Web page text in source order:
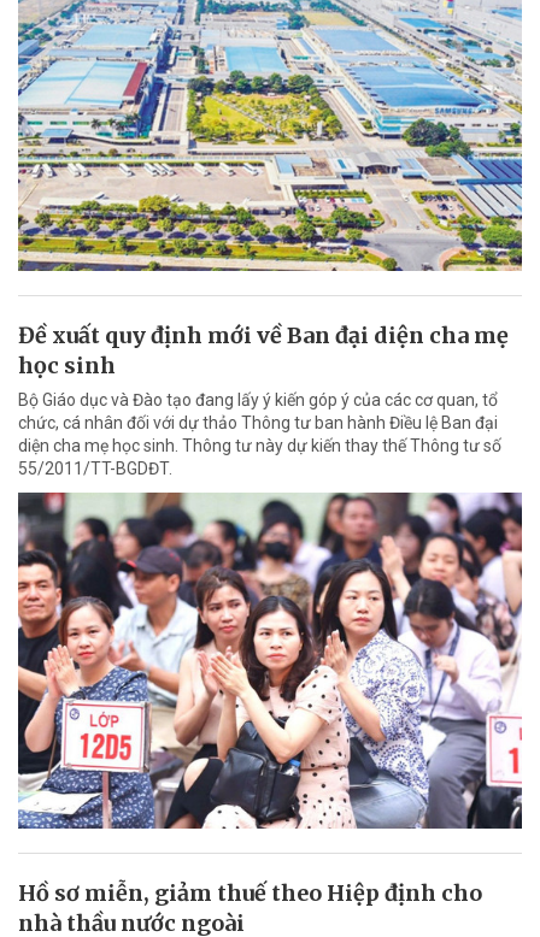
Đề xuất quy định mới về Ban đại diện cha mẹ
học sinh
Bộ Giáo dục và Đào tạo đang lấy ý kiến góp ý của các cơ quan, tổ
chức, cá nhân đối với dự thảo Thông tư ban hành Điều lệ Ban đại
diện cha mẹ học sinh. Thông tư này dự kiến thay thế Thông tư số
55/2011/TT-BGDĐT.
Hồ sơ miễn, giảm thuế theo Hiệp định cho
nhà thầu nước ngoài